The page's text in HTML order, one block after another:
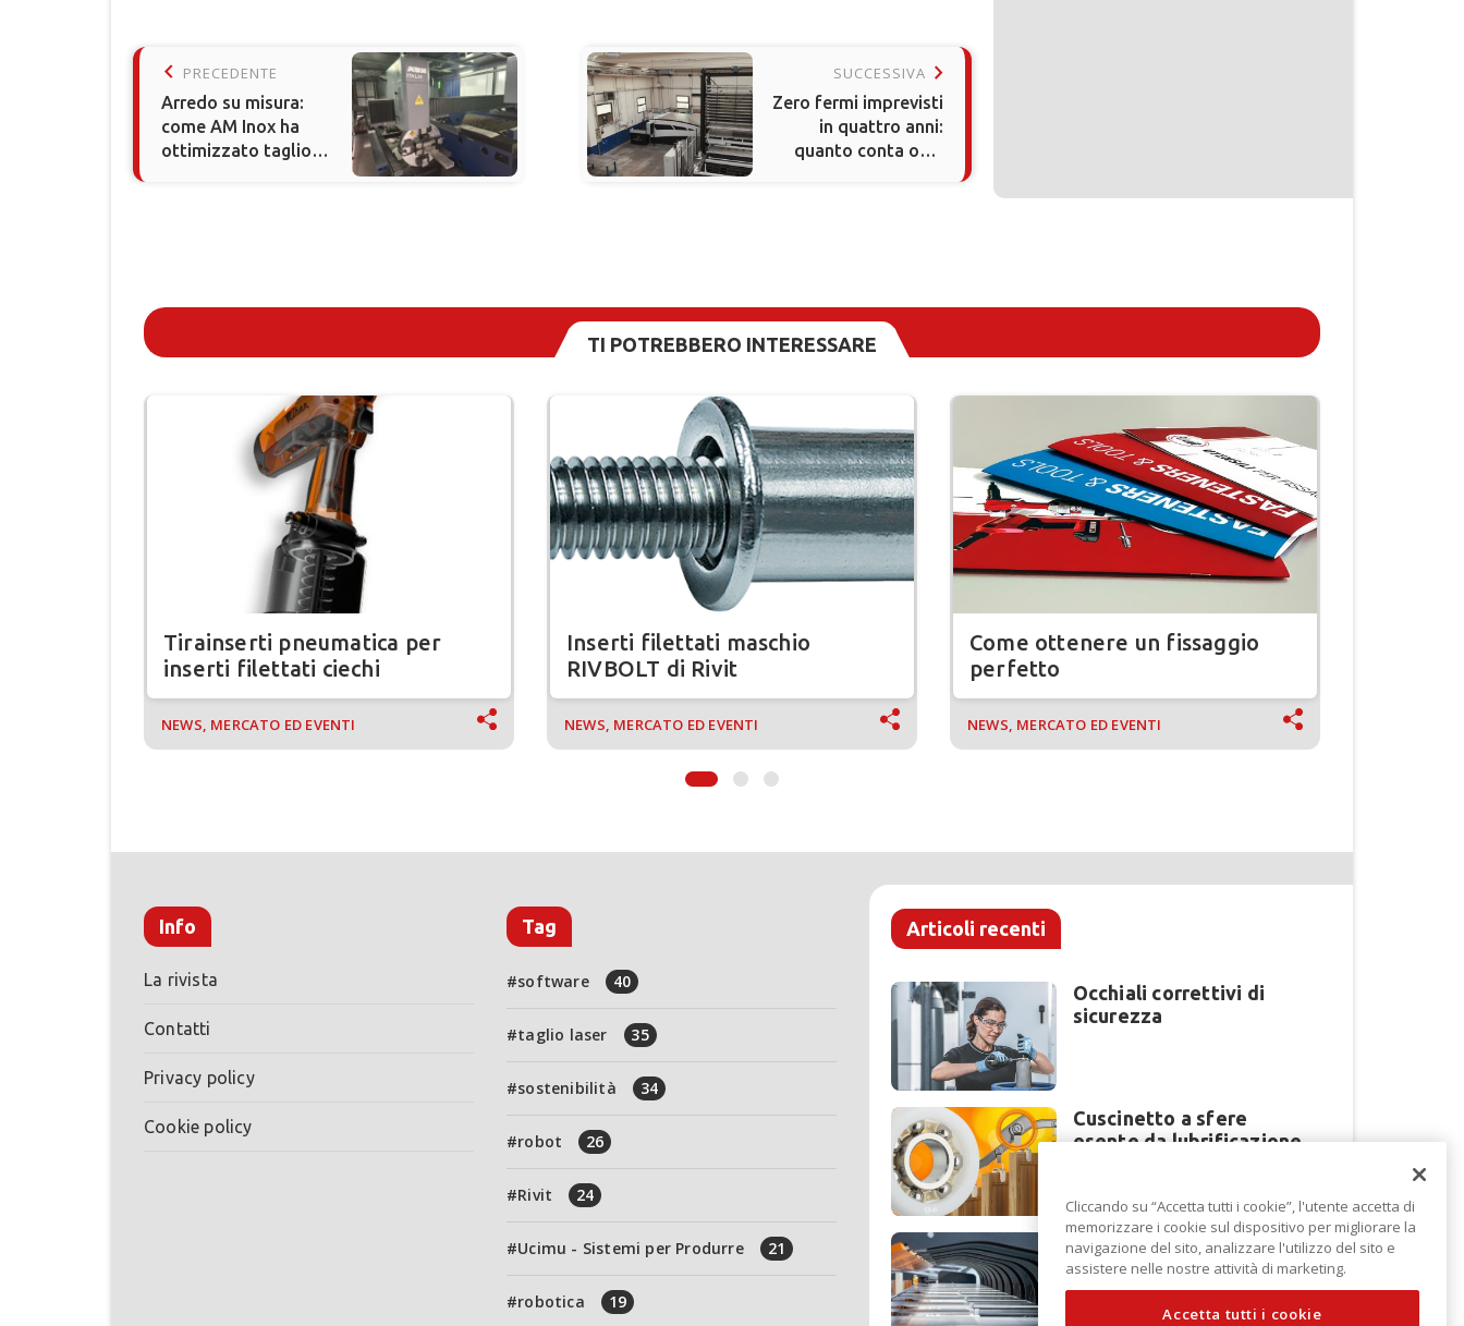
keyboard_arrow_left PRECEDENTE
Arredo su misura:
come AM Inox ha
ottimizzato taglio
SUCCESSIVA keyboard_arrow_right
Zero fermi imprevisti
in quattro anni:
quanto conta oggi
TI POTREBBERO INTERESSARE
Tirainserti pneumatica per
inserti filettati ciechi
NEWS, MERCATO ED EVENTI
Inserti filettati maschio
RIVBOLT di Rivit
NEWS, MERCATO ED EVENTI
Come ottenere un fissaggio
perfetto
NEWS, MERCATO ED EVENTI
Info
La rivista
Contatti
Privacy policy
Cookie policy
Tag
software 40
taglio laser 35
sostenibilità 34
robot 26
Rivit 24
Ucimu - Sistemi per Produrre 21
robotica 19
Articoli recenti
Occhiali correttivi di
sicurezza
Cuscinetto a sfere
esente da lubrificazione
Perché la lavorazione
lamiera cambia modello
di scouting a EuroBLECH
Cliccando su “Accetta tutti i cookie”, l'utente accetta di
memorizzare i cookie sul dispositivo per migliorare la
navigazione del sito, analizzare l'utilizzo del sito e
assistere nelle nostre attività di marketing.
Accetta tutti i cookie